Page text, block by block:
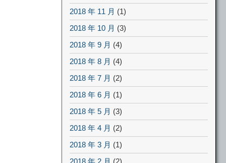
2018 年 11 月 (1)
2018 年 10 月 (3)
2018 年 9 月 (4)
2018 年 8 月 (4)
2018 年 7 月 (2)
2018 年 6 月 (1)
2018 年 5 月 (3)
2018 年 4 月 (2)
2018 年 3 月 (1)
2018 年 2 月 (2)